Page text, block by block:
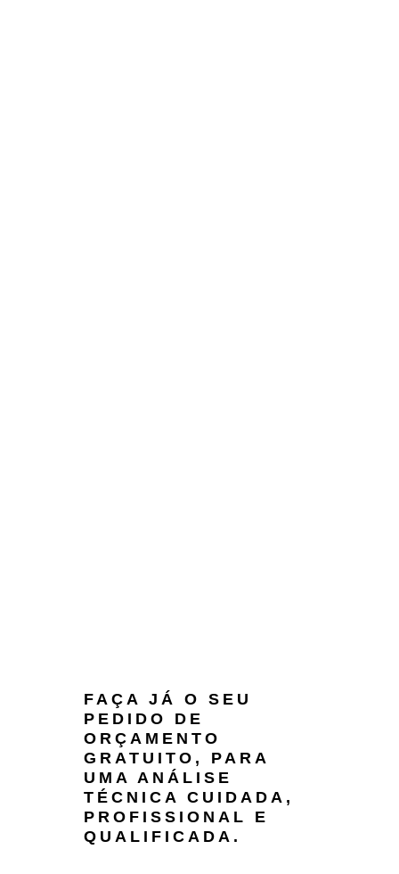
FAÇA JÁ O SEU
PEDIDO DE
ORÇAMENTO
GRATUITO, PARA
UMA ANÁLISE
TÉCNICA CUIDADA,
PROFISSIONAL E
QUALIFICADA.